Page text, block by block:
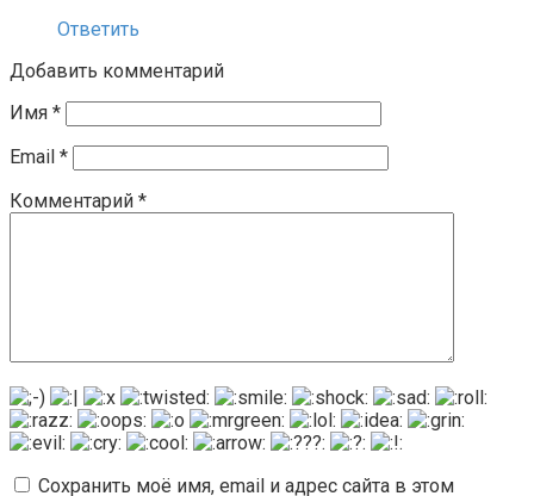
Ответить
Добавить комментарий
Имя *
Email *
Комментарий *
Сохранить моё имя, email и адрес сайта в этом